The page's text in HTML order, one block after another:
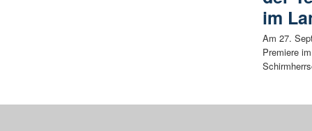
im
Am 27.
Premiere